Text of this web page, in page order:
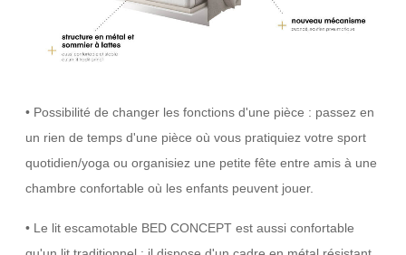
• Possibilité de changer les fonctions d'une pièce : passez en
un rien de temps d'une pièce où vous pratiquiez votre sport
quotidien/yoga ou organisiez une petite fête entre amis à une
chambre confortable où les enfants peuvent jouer.
• Le lit escamotable BED CONCEPT est aussi confortable